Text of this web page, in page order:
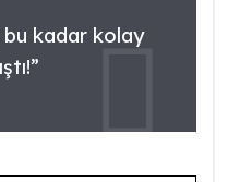
“Muratpaşa Klima
kolaylığı
kadar kolay